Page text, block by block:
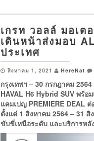
เกรท วอลล์ มอเต
เดินหน้าส่งมอบ
ประเทศ
สิงหาคม 1, 2021 HereNat
กรุงเทพฯ – 30 กรกฎาคม
HAVAL H6 Hybrid SUV พร้
แคมเปญ PREMIERE DEAL
ตั้งแต่ 1 สิงหาคม 2564 – 31
ขับขี่เหนือระดับ และบริการหลั